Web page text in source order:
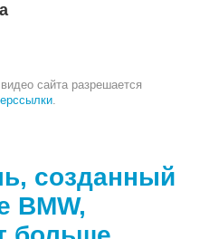
сайта разрешается
.
созданный
BMW,